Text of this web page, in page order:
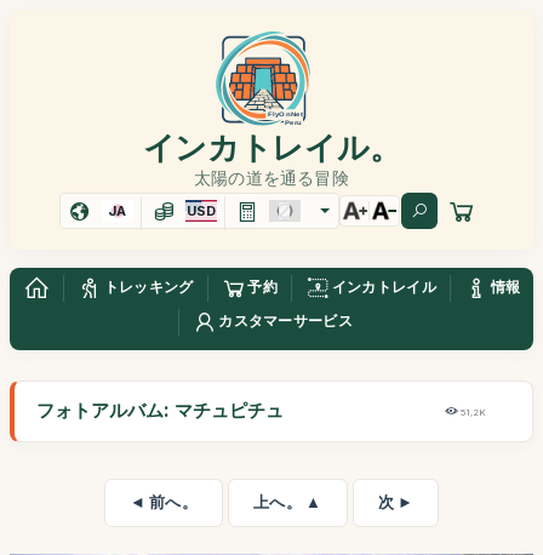
インカトレイル。
太陽の道を通る冒険
JA USD
トレッキング 予約 インカトレイル
情報
カスタマーサービス
フォトアルバム: マチュピチュ 51,2K
◄ 前へ。 上へ。 ▲ 次 ►